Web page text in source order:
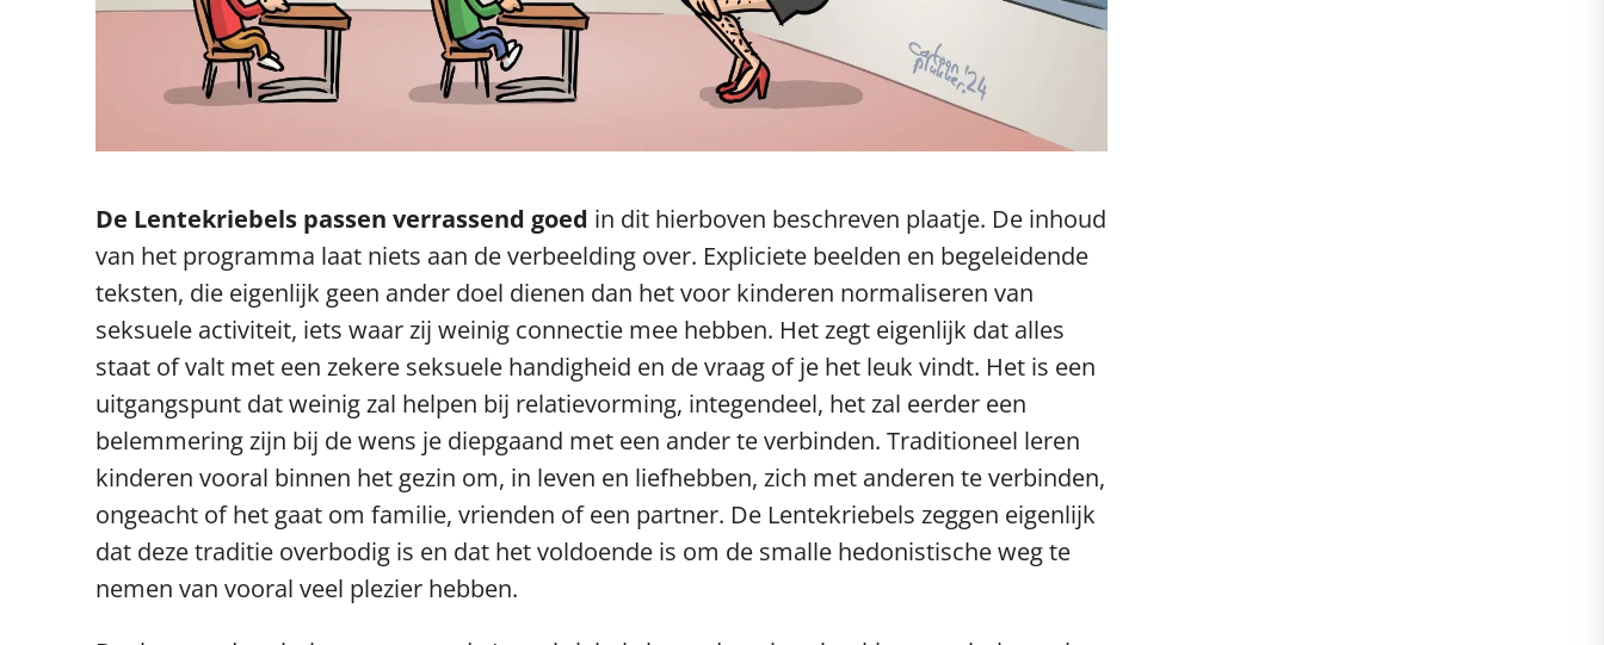
De Lentekriebels passen verrassend goed in dit hierboven beschreven plaatje. De inhoud
van het programma laat niets aan de verbeelding over. Expliciete beelden en begeleidende
teksten, die eigenlijk geen ander doel dienen dan het voor kinderen normaliseren van
seksuele activiteit, iets waar zij weinig connectie mee hebben. Het zegt eigenlijk dat alles
staat of valt met een zekere seksuele handigheid en de vraag of je het leuk vindt. Het is een
uitgangspunt dat weinig zal helpen bij relatievorming, integendeel, het zal eerder een
belemmering zijn bij de wens je diepgaand met een ander te verbinden. Traditioneel leren
kinderen vooral binnen het gezin om, in leven en liefhebben, zich met anderen te verbinden,
ongeacht of het gaat om familie, vrienden of een partner. De Lentekriebels zeggen eigenlijk
dat deze traditie overbodig is en dat het voldoende is om de smalle hedonistische weg te
nemen van vooral veel plezier hebben.